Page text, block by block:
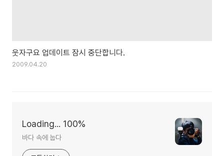
웃자구요 업데이트 잠시 중단합니다.
2009.04.20
Loading... 100%
바다 속에 눕다